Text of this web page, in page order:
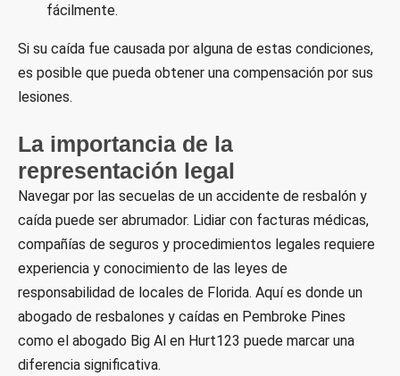
fácilmente.
Si su caída fue causada por alguna de estas condiciones,
es posible que pueda obtener una compensación por sus
lesiones.
La importancia de la
representación legal
Navegar por las secuelas de un accidente de resbalón y
caída puede ser abrumador. Lidiar con facturas médicas,
compañías de seguros y procedimientos legales requiere
experiencia y conocimiento de las leyes de
responsabilidad de locales de Florida. Aquí es donde un
abogado de resbalones y caídas en Pembroke Pines
como el abogado Big Al en Hurt123 puede marcar una
diferencia significativa.